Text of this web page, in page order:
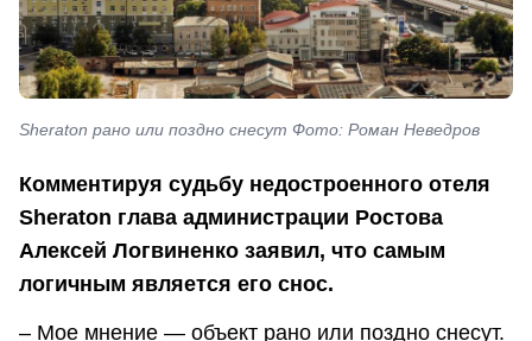
Sheraton рано или поздно снесут Фото: Роман Неведров
Комментируя судьбу недостроенного отеля
Sheraton глава администрации Ростова
Алексей Логвиненко заявил, что самым
логичным является его снос.
– Мое мнение — объект рано или поздно снесут.